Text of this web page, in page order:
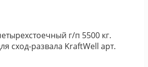
г/п 5500 кг.
сход-развала KraftWell арт.